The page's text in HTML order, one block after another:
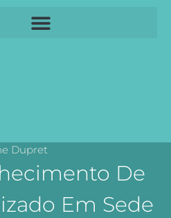
Dupret
De
Em Sede